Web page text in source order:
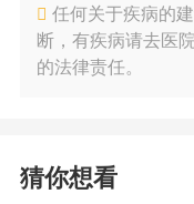
任何关于疾病的
断，有疾病请去医
的法律责任。
猜你想看